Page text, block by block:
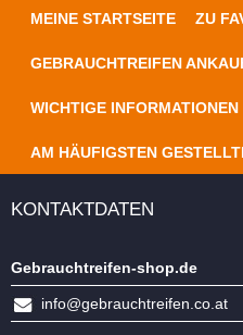
MEINE STARTSEITE ZU
GEBRAUCHTREIFEN
WICHTIGE INFORMATIONEN
AM HÄUFIGSTEN
KONTAKTDATEN
Gebrauchtreifen-shop.de
info@gebrauchtreifen.co.at